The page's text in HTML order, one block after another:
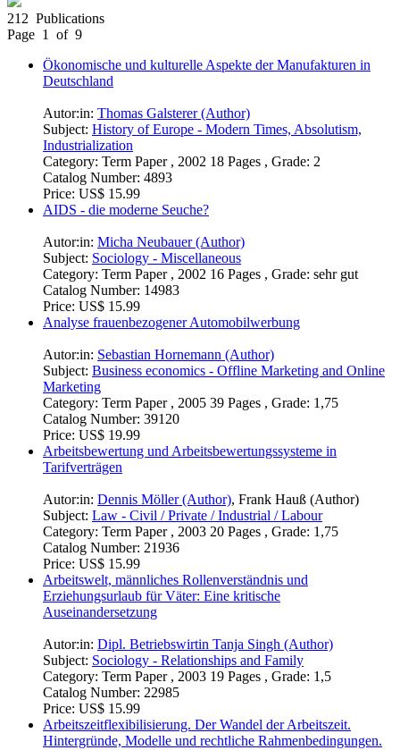
212 Publications
Page 1 of 9
Ökonomische und kulturelle Aspekte der Manufakturen in
Deutschland
Autor:in: Thomas Galsterer (Author)
Subject: History of Europe - Modern Times, Absolutism,
Industrialization
Category: Term Paper , 2002 18 Pages , Grade: 2
Catalog Number: 4893
Price: US$ 15.99
AIDS - die moderne Seuche?
Autor:in: Micha Neubauer (Author)
Subject: Sociology - Miscellaneous
Category: Term Paper , 2002 16 Pages , Grade: sehr gut
Catalog Number: 14983
Price: US$ 15.99
Analyse frauenbezogener Automobilwerbung
Autor:in: Sebastian Hornemann (Author)
Subject: Business economics - Offline Marketing and Online
Marketing
Category: Term Paper , 2005 39 Pages , Grade: 1,75
Catalog Number: 39120
Price: US$ 19.99
Arbeitsbewertung und Arbeitsbewertungssysteme in
Tarifverträgen
Autor:in: Dennis Möller (Author), Frank Hauß (Author)
Subject: Law - Civil / Private / Industrial / Labour
Category: Term Paper , 2003 20 Pages , Grade: 1,75
Catalog Number: 21936
Price: US$ 15.99
Arbeitswelt, männliches Rollenverständnis und
Erziehungsurlaub für Väter: Eine kritische
Auseinandersetzung
Autor:in: Dipl. Betriebswirtin Tanja Singh (Author)
Subject: Sociology - Relationships and Family
Category: Term Paper , 2003 19 Pages , Grade: 1,5
Catalog Number: 22985
Price: US$ 15.99
Arbeitszeitflexibilisierung. Der Wandel der Arbeitszeit.
Hintergründe, Modelle und rechtliche Rahmenbedingungen.